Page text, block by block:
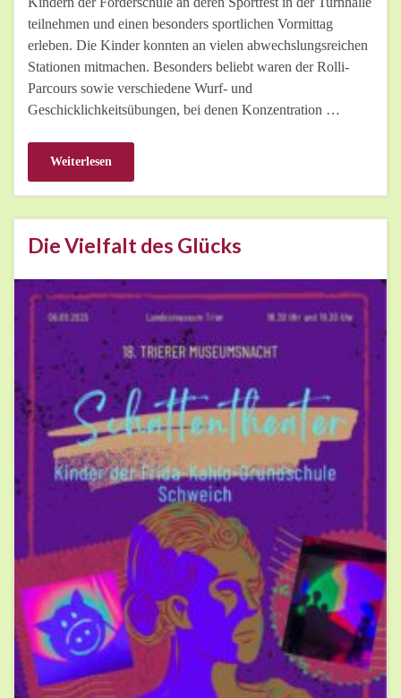
teilnehmen und einen besonders sportlichen Vormittag
erleben. Die Kinder konnten an vielen abwechslungsreichen
Stationen mitmachen. Besonders beliebt waren der Rolli-
Parcours sowie verschiedene Wurf- und
Geschicklichkeitsübungen, bei denen Konzentration …
Weiterlesen
Die Vielfalt des Glücks